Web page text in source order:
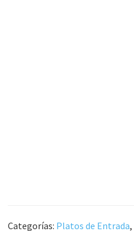
Categorías: Platos de Entrada,